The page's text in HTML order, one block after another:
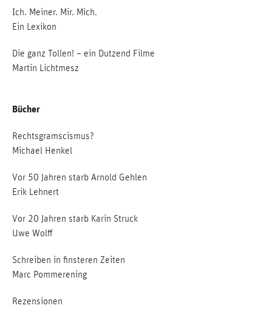
Ich. Meiner. Mir. Mich.
Ein Lexikon
Die ganz Tollen! – ein Dutzend Filme
Martin Lichtmesz
Bücher
Rechtsgramscismus?
Michael Henkel
Vor 50 Jahren starb Arnold Gehlen
Erik Lehnert
Vor 20 Jahren starb Karin Struck
Uwe Wolff
Schreiben in finsteren Zeiten
Marc Pommerening
Rezensionen